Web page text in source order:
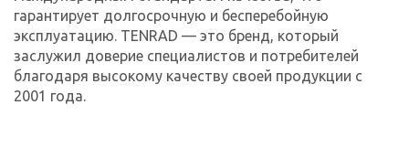
гарантирует долгосрочную и бесперебойную
эксплуатацию. TENRAD — это бренд, который
заслужил доверие специалистов и потребителей
благодаря высокому качеству своей продукции с
2001 года.